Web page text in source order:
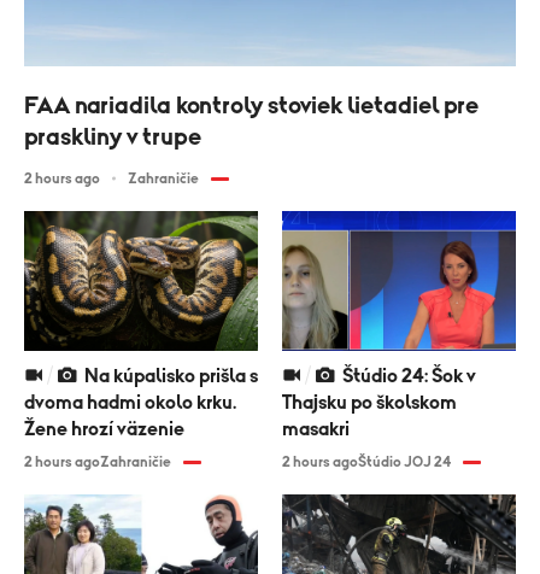
FAA nariadila kontroly stoviek lietadiel pre
praskliny v trupe
2 hours ago Zahraničie
dvoma hadmi okolo krku.
Žene hrozí väzenie
2 hours agoZahraničie
Thajsku po školskom
masakri
2 hours agoŠtúdio JOJ 24